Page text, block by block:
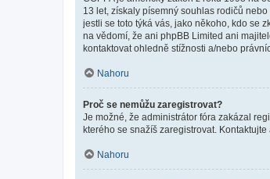
13 let, získaly písemný souhlas rodičů
jestli se toto týká vás, jako někoho, kdo se
na vědomí, že ani phpBB Limited ani
kontaktovat ohledně stížnosti a/nebo
Nahoru
Proč se nemůžu zaregistrovat?
Je možné, že administrátor fóra zakázal
kterého se snažíš zaregistrovat.
Nahoru